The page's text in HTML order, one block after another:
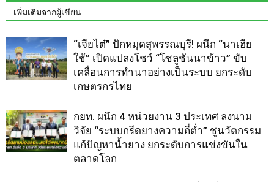
เพิ่มเติมจากผู้เขียน
“เจียไต๋” ปักหมุดสุพรรณบุรี! ผนึก “นาเฮีย
ใช้” เปิดแปลงโชว์ “โซลูชันนาข้าว” ขับ
เคลื่อนการทำนาอย่างเป็นระบบ ยกระดับ
เกษตรกรไทย
กยท. ผนึก 4 หน่วยงาน 3 ประเทศ ลงนาม
วิจัย “ระบบกรีดยางความถี่ต่ำ” ชูนวัตกรรม
แก้ปัญหาน้ำยาง ยกระดับการแข่งขันใน
ตลาดโลก